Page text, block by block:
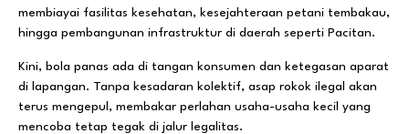
membiayai fasilitas kesehatan, kesejahteraan petani tembakau,
hingga pembangunan infrastruktur di daerah seperti Pacitan.
​Kini, bola panas ada di tangan konsumen dan ketegasan aparat
di lapangan. Tanpa kesadaran kolektif, asap rokok ilegal akan
terus mengepul, membakar perlahan usaha-usaha kecil yang
mencoba tetap tegak di jalur legalitas.